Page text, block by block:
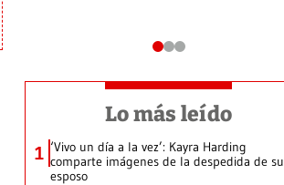
Lo más leído
1 ‘Vivo un día a la vez’: Kayra Harding
comparte imágenes de la despedida de su
esposo